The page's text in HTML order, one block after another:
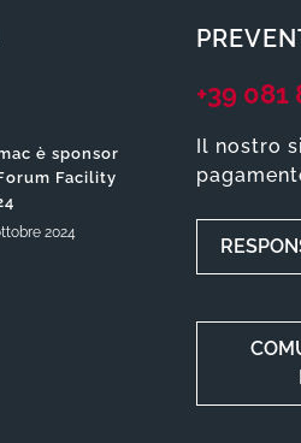
è sponsor
Facility
2024
+39 081
Il nostro